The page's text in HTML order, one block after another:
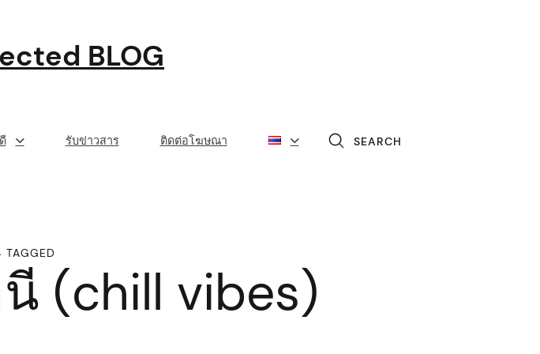
BLOG
รับข่าวสาร ติดต่อโฆษณา SEARCH
TAGGED
(chill vibes)